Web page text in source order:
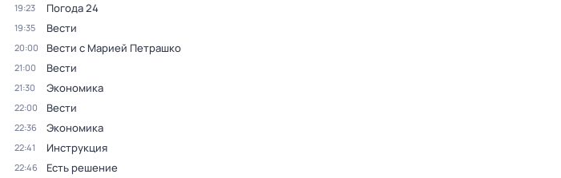
19:23 Погода 24
19:35 Вести
20:00 Вести с Марией Петрашко
21:00 Вести
21:30 Экономика
22:00 Вести
22:36 Экономика
22:41 Инструкция
22:46 Есть решение